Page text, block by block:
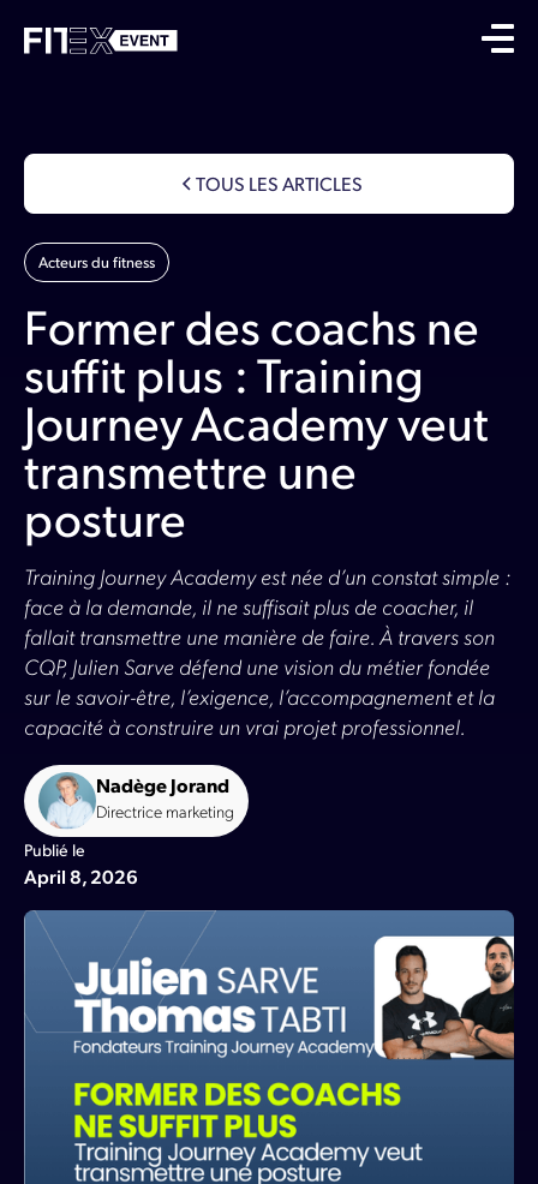
TOUS LES ARTICLES
Acteurs du fitness
Former des coachs ne
suffit plus : Training
Journey Academy veut
transmettre une
posture
Training Journey Academy est née d’un constat simple :
face à la demande, il ne suffisait plus de coacher, il
fallait transmettre une manière de faire. À travers son
CQP, Julien Sarve défend une vision du métier fondée
sur le savoir-être, l’exigence, l’accompagnement et la
capacité à construire un vrai projet professionnel.
Nadège Jorand
Directrice marketing
Publié le
April 8, 2026